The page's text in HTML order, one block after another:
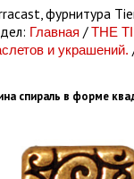
фурнитура
Главная /THE
и украшений.
спираль в форме